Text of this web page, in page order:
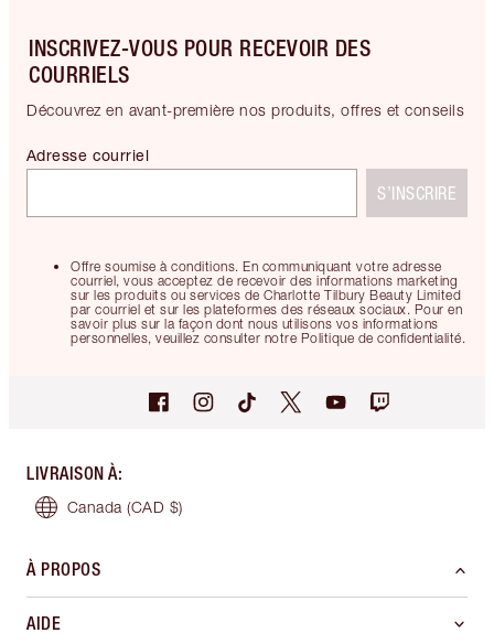
INSCRIVEZ-VOUS POUR RECEVOIR DES
COURRIELS
Découvrez en avant-première nos produits, offres et conseils
Offre soumise à conditions. En communiquant votre adresse
courriel, vous acceptez de recevoir des informations marketing
sur les produits ou services de Charlotte Tilbury Beauty Limited
par courriel et sur les plateformes des réseaux sociaux. Pour en
savoir plus sur la façon dont nous utilisons vos informations
personnelles, veuillez consulter notre Politique de confidentialité.
Adresse courriel
S’INSCRIRE
LIVRAISON À:
Canada (CAD $)
À PROPOS
AIDE